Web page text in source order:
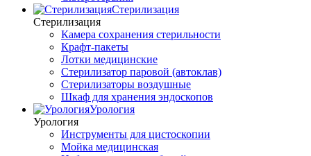
Стерилизация
Стерилизация
Камера сохранения стерильности
Крафт-пакеты
Лотки медицинские
Стерилизатор паровой (автоклав)
Стерилизаторы воздушные
Шкаф для хранения эндоскопов
Урология
Урология
Инструменты для цистоскопии
Мойка медицинская